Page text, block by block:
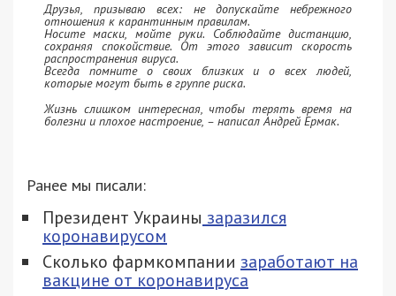
Друзья, призываю всех: не допускайте небрежного
отношения к карантинным правилам.
Носите маски, мойте руки. Соблюдайте дистанцию,
сохраняя спокойствие. От этого зависит скорость
распространения вируса.
Всегда помните о своих близких и о всех людей,
которые могут быть в группе риска.
Жизнь слишком интересная, чтобы терять время на
болезни и плохое настроение, – написал Андрей Ермак.
Ранее мы писали:
Президент Украины заразился
коронавирусом
Сколько фармкомпании заработают на
вакцине от коронавируса